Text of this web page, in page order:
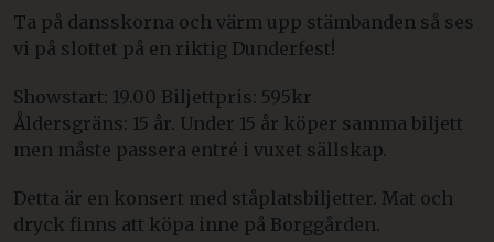
Ta på dansskorna och värm upp stämbanden så ses
vi på slottet på en riktig Dunderfest!
Showstart: 19.00 Biljettpris: 595kr
Åldersgräns: 15 år. Under 15 år köper samma biljett
men måste passera entré i vuxet sällskap.
Detta är en konsert med ståplatsbiljetter. Mat och
dryck finns att köpa inne på Borggården.